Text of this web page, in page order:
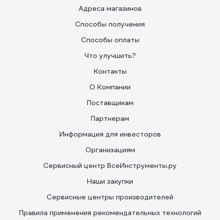
Адреса магазинов
Способы получения
Способы оплаты
Что улучшить?
Контакты
О Компании
Поставщикам
Партнерам
Информация для инвесторов
Организациям
Сервисный центр ВсеИнструменты.ру
Наши закупки
Сервисные центры производителей
Правила применения рекомендательных технологий